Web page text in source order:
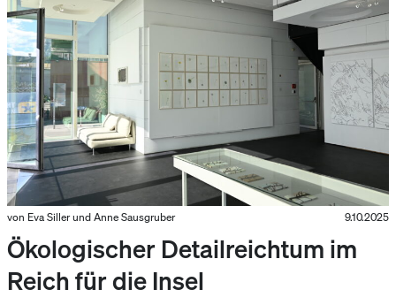
von Eva Siller und Anne Sausgruber 9.10.2025
Ökologischer Detailreichtum im
Reich für die Insel